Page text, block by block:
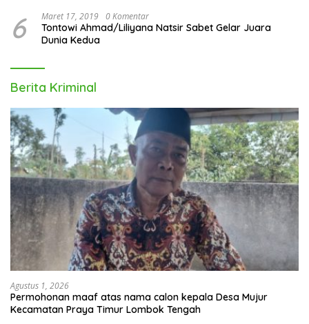
6 Maret 17, 2019 0 Komentar
Tontowi Ahmad/Liliyana Natsir Sabet Gelar Juara
Dunia Kedua
Berita Kriminal
Agustus 1, 2026
Permohonan maaf atas nama calon kepala Desa Mujur
Kecamatan Praya Timur Lombok Tengah